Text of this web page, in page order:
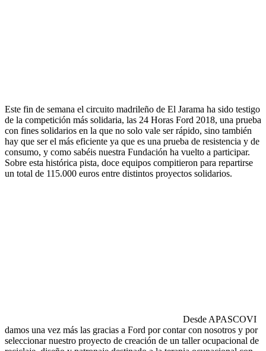
Este fin de semana el circuito madrileño de El Jarama ha sido testigo
de la competición más solidaria, las 24 Horas Ford 2018, una prueba
con fines solidarios en la que no solo vale ser rápido, sino también
hay que ser el más eficiente ya que es una prueba de resistencia y de
consumo, y como sabéis nuestra Fundación ha vuelto a participar.
Sobre esta histórica pista, doce equipos compitieron para repartirse
un total de 115.000 euros entre distintos proyectos solidarios.
Desde APASCOVI
damos una vez más las gracias a Ford por contar con nosotros y por
seleccionar nuestro proyecto de creación de un taller ocupacional de